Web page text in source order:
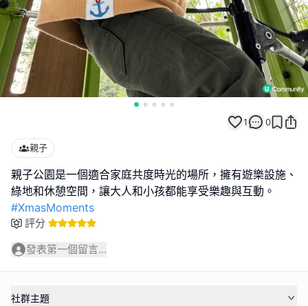
1 0
親子
親子公園是一個適合家庭共度時光的場所，擁有遊樂設施、
#XmasMoments
評分
發表第一個留言...
社群主題